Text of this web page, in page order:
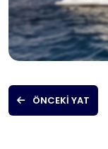
ÖNCEKI YAT